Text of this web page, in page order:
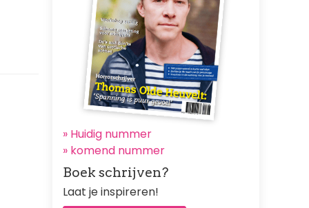
» Huidig nummer
» komend nummer
Boek schrijven?
Laat je inspireren!